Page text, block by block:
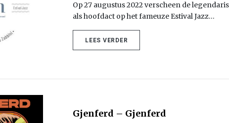
Op 27 augustus 2022 verscheen de
als hoofdact op het fameuze Estival Jazz…
LEES VERDER
Gjenferd – Gjenferd